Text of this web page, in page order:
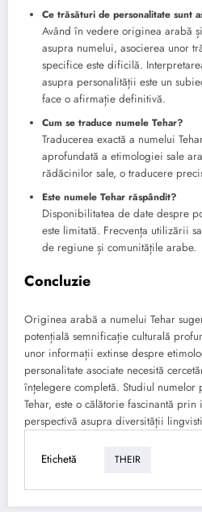
Ce trăsături de personalitate sunt
Având în vedere originea arabă
asupra numelui, asocierea unor
specifice este dificilă.
asupra personalității este un
face o afirmație definitivă.
Cum se traduce numele Tehar?
Traducerea exactă a numelui
aprofundată a etimologiei sale
rădăcinilor sale, o traducere
Este numele Tehar răspândit?
Disponibilitatea de date despre
este limitată. Frecvența utilizării
de regiune și comunitățile arabe.
Concluzie
Originea arabă a numelui Tehar
potențială semnificație culturală
unor informații extinse despre
personalitate asociate necesită
înțelegere completă. Studiul
Tehar, este o călătorie fascinantă
perspectivă asupra diversității
Etichetă THEIR